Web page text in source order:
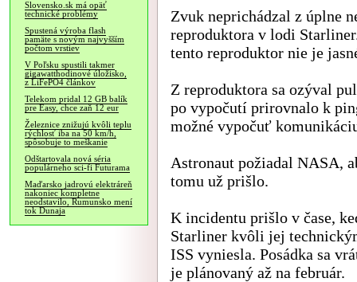
Slovensko.sk má opäť
technické problémy
Spustená výroba flash
pamäte s novým najvyšším
počtom vrstiev
V Poľsku spustili takmer
gigawatthodinové úložisko,
z LiFePO4 článkov
Telekom pridal 12 GB balík
pre Easy, chce zaň 12 eur
Železnice znižujú kvôli teplu
rýchlosť iba na 50 km/h,
spôsobuje to meškanie
Odštartovala nová séria
populárneho sci-fi Futurama
Maďarsko jadrovú elektráreň
nakoniec kompletne
neodstavilo, Rumunsko mení
tok Dunaja
Zvuk neprichádzal z úplne
reproduktora v lodi
tento reproduktor nie je
Z reproduktora sa ozýval
po vypočutí prirovnalo k
možné vypočuť
Astronaut požiadal NASA,
tomu už prišlo.
K incidentu prišlo v čase,
Starliner kvôli jej
ISS vyniesla. Posádka sa
je plánovaný až na február.